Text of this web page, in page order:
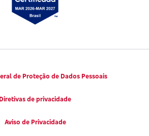
de Proteção de Dados Pessoais
Diretivas de privacidade
Aviso de Privacidade